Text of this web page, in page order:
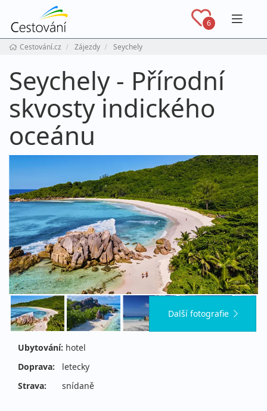
6
Cestování.cz Zájezdy Seychely
Seychely - Přírodní
skvosty indického
oceánu
Další fotografie
Ubytování: hotel
Doprava:
letecky
Strava:
snídaně